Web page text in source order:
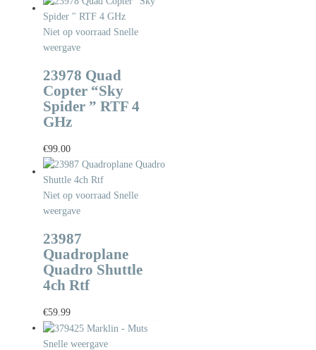
Niet op voorraad Snelle
weergave
23978 Quad
Copter “Sky
Spider ” RTF 4
GHz
€99.00
Niet op voorraad Snelle
weergave
23987
Quadroplane
Quadro Shuttle
4ch Rtf
€59.99
Snelle weergave